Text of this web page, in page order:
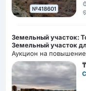
№418601
Земельный участок:
Земельный участок
Аукцион на
₸